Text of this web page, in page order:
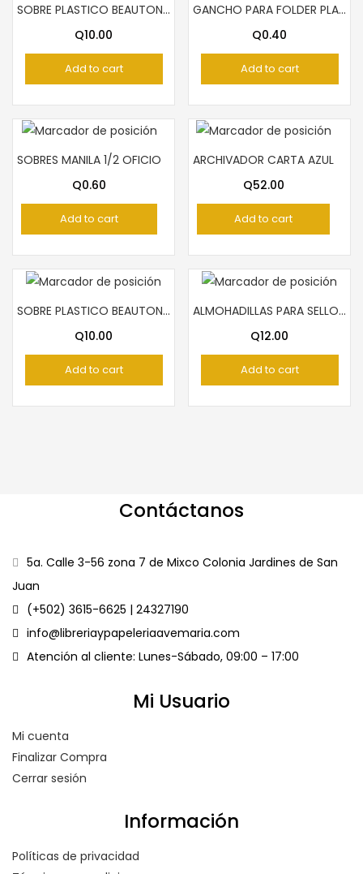
SOBRE PLASTICO BEAUTONE ANARANJADOS
Q10.00
Add to cart
GANCHO PARA FOLDER PLASTICO NARANJA
Q0.40
Add to cart
SOBRES MANILA 1/2 OFICIO
Q0.60
Add to cart
ARCHIVADOR CARTA AZUL
Q52.00
Add to cart
SOBRE PLASTICO BEAUTONE AZUL
Q10.00
Add to cart
ALMOHADILLAS PARA SELLOS AZUL ARTESCO
Q12.00
Add to cart
Contáctanos
5a. Calle 3-56 zona 7 de Mixco Colonia Jardines de San
Juan
(+502) 3615-6625 | 24327190
info@libreriaypapeleriaavemaria.com
Atención al cliente: Lunes-Sábado, 09:00 – 17:00
Mi Usuario
Mi cuenta
Finalizar Compra
Cerrar sesión
Información
Políticas de privacidad